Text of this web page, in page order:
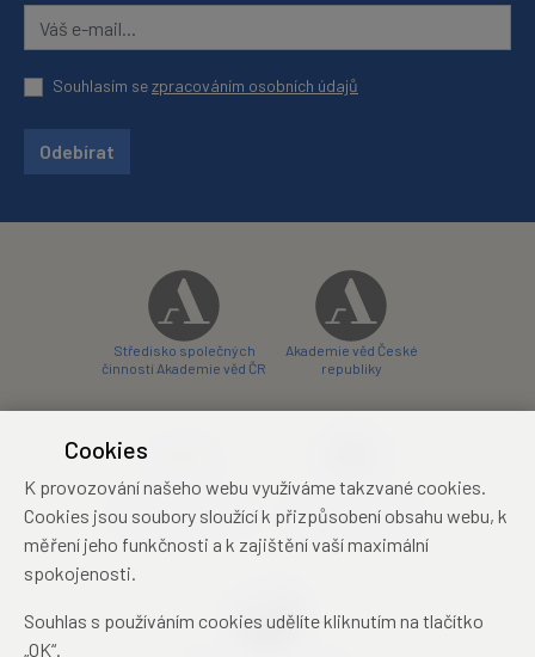
Souhlasím sezpracováním osobních údajů
Odebírat
Středisko společných
činností Akademie věd ČR
Akademie věd České
republiky
konferenční centrum
Zámecký hotel Třešť
konferenční centrum
Cookies
K provozování našeho webu využíváme takzvané cookies.
Cookies jsou soubory sloužící k přizpůsobení obsahu webu, k
měření jeho funkčnosti a k zajištění vaší maximální
spokojenosti.
Souhlas s používáním cookies udělíte kliknutím na tlačítko
„OK“.